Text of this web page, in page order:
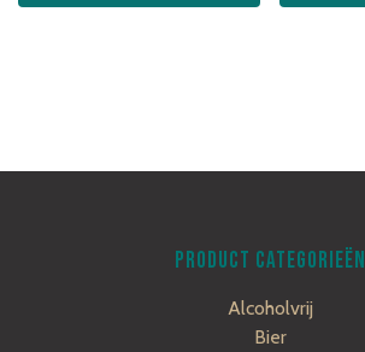
PRODUCT CATEGORIEËN
Alcoholvrij
Bier